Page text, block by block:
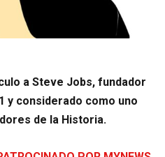
a Steve Jobs, fundador
y considerado como uno
de la Historia.